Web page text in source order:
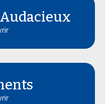
Audacieux